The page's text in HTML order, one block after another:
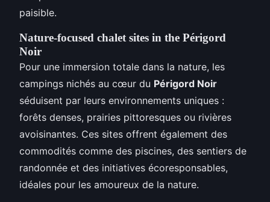
paisible.
Nature-focused chalet sites in the Périgord
Noir
Pour une immersion totale dans la nature, les
campings nichés au cœur du Périgord Noir
séduisent par leurs environnements uniques :
forêts denses, prairies pittoresques ou rivières
avoisinantes. Ces sites offrent également des
commodités comme des piscines, des sentiers de
randonnée et des initiatives écoresponsables,
idéales pour les amoureux de la nature.